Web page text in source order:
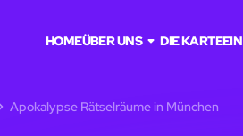
HOMEÜBER UNS DIE KARTE
Apokalypse Rätselräume in München